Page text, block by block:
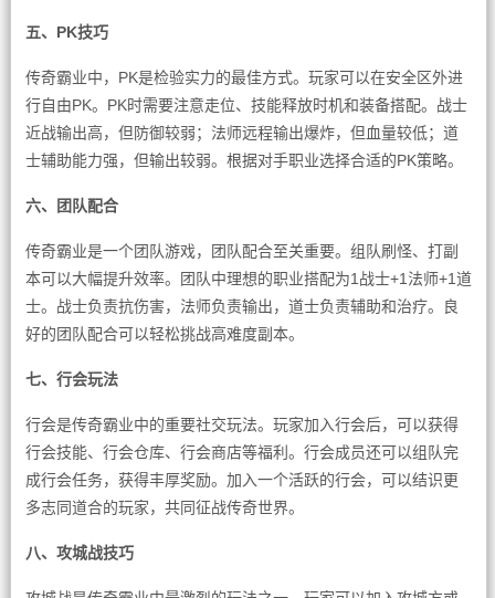
五、PK技巧
传奇霸业中，PK是检验实力的最佳方式。玩家可以在安全区外进
行自由PK。PK时需要注意走位、技能释放时机和装备搭配。战士
近战输出高，但防御较弱；法师远程输出爆炸，但血量较低；道
士辅助能力强，但输出较弱。根据对手职业选择合适的PK策略。
六、团队配合
传奇霸业是一个团队游戏，团队配合至关重要。组队刷怪、打副
本可以大幅提升效率。团队中理想的职业搭配为1战士+1法师+1道
士。战士负责抗伤害，法师负责输出，道士负责辅助和治疗。良
好的团队配合可以轻松挑战高难度副本。
七、行会玩法
行会是传奇霸业中的重要社交玩法。玩家加入行会后，可以获得
行会技能、行会仓库、行会商店等福利。行会成员还可以组队完
成行会任务，获得丰厚奖励。加入一个活跃的行会，可以结识更
多志同道合的玩家，共同征战传奇世界。
八、攻城战技巧